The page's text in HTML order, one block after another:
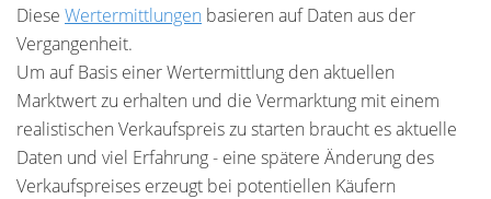
Diese Wertermittlungen basieren auf Daten aus der
Vergangenheit.
Um auf Basis einer Wertermittlung den aktuellen
Marktwert zu erhalten und die Vermarktung mit einem
realistischen Verkaufspreis zu starten braucht es aktuelle
Daten und viel Erfahrung - eine spätere Änderung des
Verkaufspreises erzeugt bei potentiellen Käufern